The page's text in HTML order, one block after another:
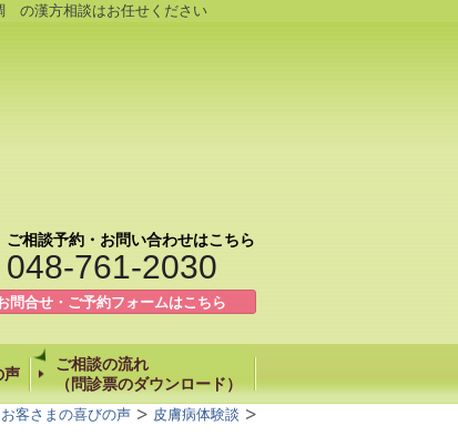
の漢方相談はお任せください
ご相談予約・お問い合わせはこちら
048-761-2030
問合せ・ご予約フォームはこちら
声
ご相談の流れ
（問診票のダウンロード）
お客さまの喜びの声 皮膚病体験談